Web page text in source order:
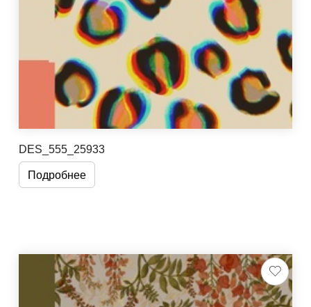
DES_555_25933
Подробнее